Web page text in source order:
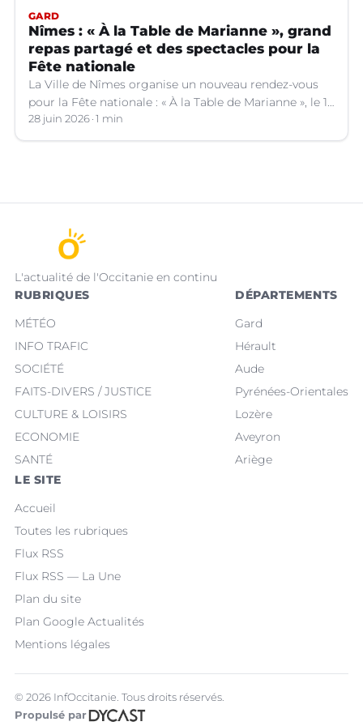
GARD
Nîmes : « À la Table de Marianne », grand
repas partagé et des spectacles pour la
Fête nationale
La Ville de Nîmes organise un nouveau rendez-vous
pour la Fête nationale : « À la Table de Marianne », le 13
juillet prochain.
28 juin 2026 1 min
L'actualité de l'Occitanie en continu
RUBRIQUES
MÉTÉO
INFO TRAFIC
SOCIÉTÉ
FAITS-DIVERS / JUSTICE
CULTURE & LOISIRS
ECONOMIE
SANTÉ
DÉPARTEMENTS
Gard
Hérault
Aude
Pyrénées-Orientales
Lozère
Aveyron
Ariège
LE SITE
Accueil
Toutes les rubriques
Flux RSS
Flux RSS — La Une
Plan du site
Plan Google Actualités
Mentions légales
© 2026 InfOccitanie. Tous droits réservés.
Propulsé par